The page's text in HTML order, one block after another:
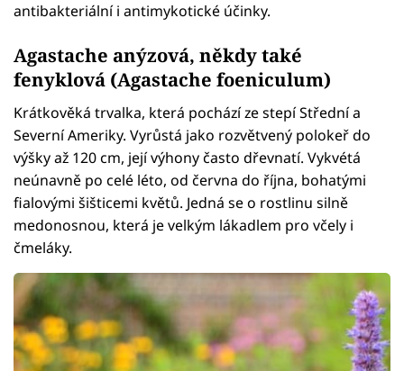
antibakteriální i antimykotické účinky.
Agastache anýzová, někdy také
fenyklová (Agastache foeniculum)
Krátkověká trvalka, která pochází ze stepí Střední a
Severní Ameriky. Vyrůstá jako rozvětvený polokeř do
výšky až 120 cm, její výhony často dřevnatí. Vykvétá
neúnavně po celé léto, od června do října, bohatými
fialovými šišticemi květů. Jedná se o rostlinu silně
medonosnou, která je velkým lákadlem pro včely i
čmeláky.